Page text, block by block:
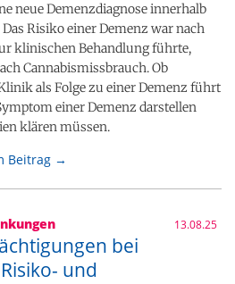
neue Demenzdiagnose innerhalb
Risiko einer Demenz war nach
klinischen Behandlung führte,
Cannabismissbrauch. Ob
als Folge zu einer Demenz führt
einer Demenz darstellen
klären müssen.
Beitrag →
13.08.25
bei
und